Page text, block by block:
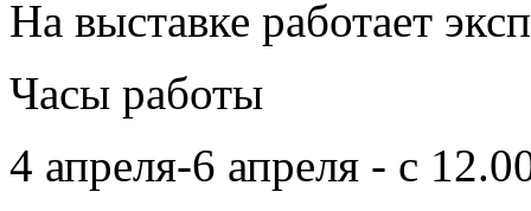
На выставке работает
Часы работы
4 апреля-6 апреля - с